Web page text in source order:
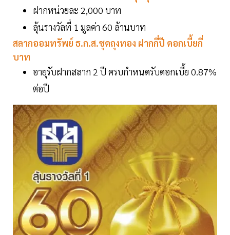
ฝากหน่วยละ 2,000 บาท
ลุ้นรางวัลที่ 1 มูลค่า 60 ล้านบาท
สลากออมทรัพย์ ธ.ก.ส.ชุดถุงทอง ฝากกี่ปี ดอกเบี้ยกี่
บาท
อายุรับฝากสลาก 2 ปี ครบกำหนดรับดอกเบี้ย 0.87%
ต่อปี